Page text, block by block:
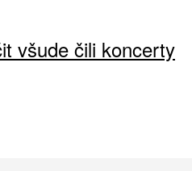
všude čili koncerty